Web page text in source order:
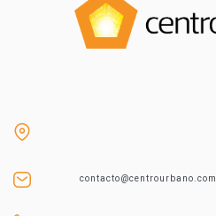
contacto@centrourbano.com